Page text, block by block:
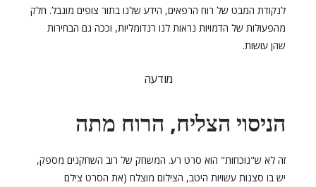
לנקודת המבט של רוח הרפאים, הידע שלנו בתור צופים מוגבל. חלק
מהפעולות של הדמויות נראות לנו רנדומליות, וככה גם הבחירות
שהן עושות.
מודעה
הניסוי הצליח, הרוח מתה
זה לא ש"נוכחות" הוא סרט רע. המשחק של רוב השחקנים מספק,
יש בו סצנות עשויות היטב, הצילום מוצלח (את הסרט צילם